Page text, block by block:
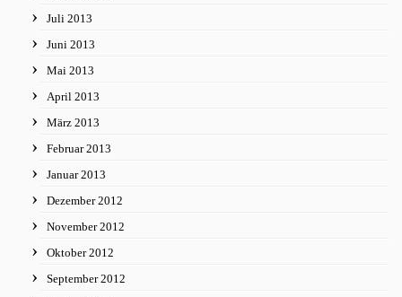
Juli 2013
Juni 2013
Mai 2013
April 2013
März 2013
Februar 2013
Januar 2013
Dezember 2012
November 2012
Oktober 2012
September 2012